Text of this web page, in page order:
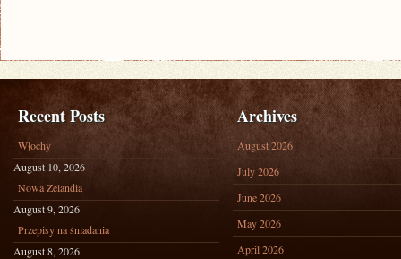
Recent Posts
Włochy
August 10, 2026
Nowa Zelandia
August 9, 2026
Przepisy na śniadania
August 8, 2026
Archives
August 2026
July 2026
June 2026
May 2026
April 2026